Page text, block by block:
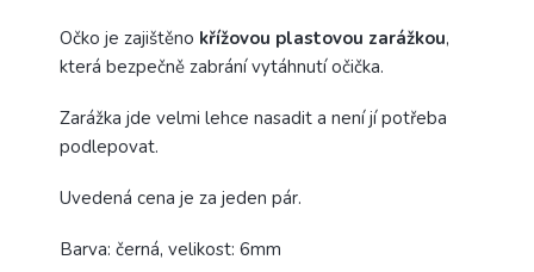
Očko je zajištěno křížovou plastovou zarážkou,
která bezpečně zabrání vytáhnutí očička.
Zarážka jde velmi lehce nasadit a není jí potřeba
podlepovat.
Uvedená cena je za jeden pár.
Barva: černá, velikost: 6mm